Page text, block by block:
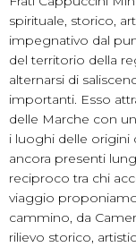
spirituale, storico,
impegnativo dal
del territorio della
alternarsi di
importanti. Esso
delle Marche con
i luoghi delle origini
ancora presenti
reciproco tra chi
viaggio
cammino, da
rilievo storico,